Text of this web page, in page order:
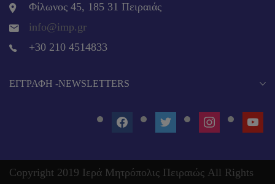
Φίλωνος 45, 185 31 Πειραιάς
info@imp.gr
+30 210 4514833
EΓΓΡΑΦΉ -NEWSLETTERS
FACEBOOKTWITTER INSTAGRAM
Copyright 2019 Ιερά Μητρόπολις Πειραιώς All Rights